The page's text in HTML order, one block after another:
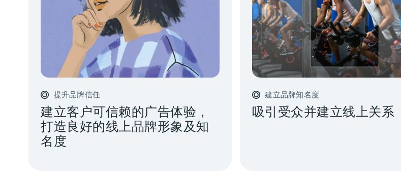
提升品牌信任
建立客户可信赖的广告体验，
打造良好的线上品牌形象及知
名度
建立品牌知名度
吸引受众并建立线上关系